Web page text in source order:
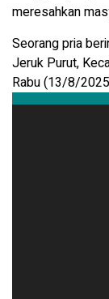
meresahkan
Seorang pria
Jeruk Purut,
Rabu (13/8/